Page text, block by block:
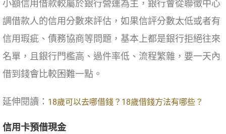
小額信用借款較屬於銀行營運為主，銀行會從聯徵中心
調借款人的信用分數來評估，如果信評分數太低或者有
信用瑕疵、債務協商等問題，基本上都是銀行拒絕往來
名單，且銀行門檻高、過件率低、流程繁雜，要一天內
借到錢會比較困難一點。
延伸閱讀： 18歲可以去哪借錢？18歲借錢方法有哪些？
信用卡預借現金